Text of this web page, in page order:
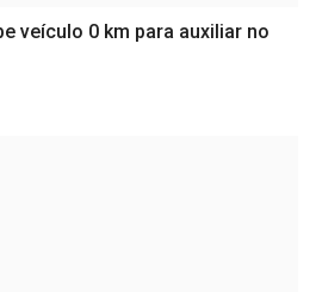
veículo 0 km para auxiliar no